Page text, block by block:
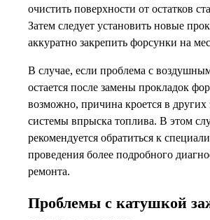
очистить поверхности от остатков
Затем следует установить новые
аккуратно закрепить форсунки на
В случае, если проблема с
остается после замены прокладок
возможно, причина кроется в других
системы впрыска топлива. В этом
рекомендуется обратиться к
проведения более подробного
ремонта.
Проблемы с катушкой